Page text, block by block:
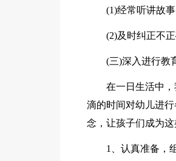
(1)经常听讲故
(2)及时纠正不
(三)深入进行教
在一日生活中
滴的时间对幼儿进
念，让孩子们成为
1、认真准备，